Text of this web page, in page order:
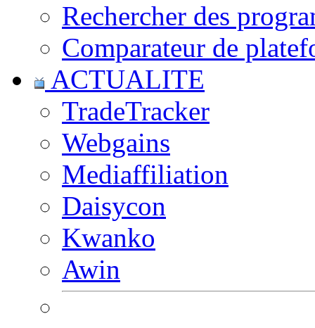
Rechercher des
Comparateur de
ACTUALITE
TradeTracker
Webgains
Mediaffiliation
Daisycon
Kwanko
Awin